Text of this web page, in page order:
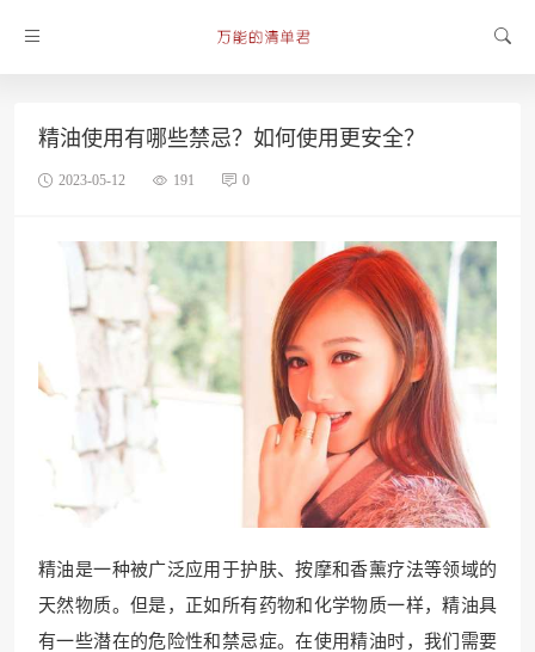
精油使用有哪些禁忌？如何使用更安全？
2023-05-12 191 0
精油是一种被广泛应用于护肤、按摩和香薰疗法等领域的
天然物质。但是，正如所有药物和化学物质一样，精油具
有一些潜在的危险性和禁忌症。在使用精油时，我们需要